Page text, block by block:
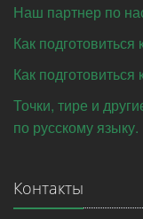
Наш партнер по
Как
Как
Точки, тире и
по русскому языку.
Контакты